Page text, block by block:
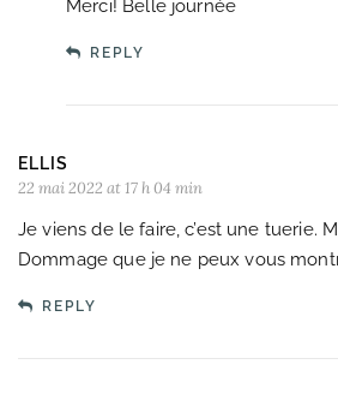
Merci! Belle journée
REPLY
ELLIS
22 mai 2022 at 17 h 04 min
Je viens de le faire, c’est une tuerie.
Dommage que je ne peux vous
REPLY